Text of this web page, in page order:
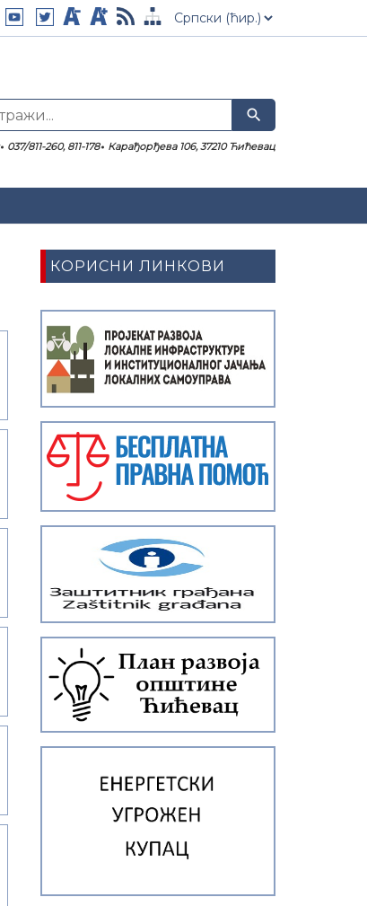
search
037/811-260, 811-178 Карађорђева 106, 37210 Ћићевац
КОРИСНИ ЛИНКОВИ